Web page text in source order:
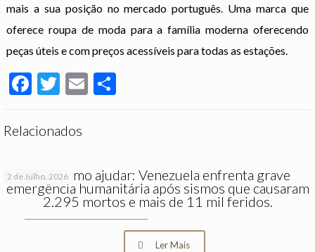
mais a sua posição no mercado português. Uma marca que
oferece roupa de moda para a família moderna oferecendo
peças úteis e com preços acessíveis para todas as estações.
Facebook
Twitter
Email
Relacionados
2 de Julho, 2026
Saiba como ajudar: Venezuela enfrenta grave
emergência humanitária após sismos que causaram
2.295 mortos e mais de 11 mil feridos.
Ler Mais